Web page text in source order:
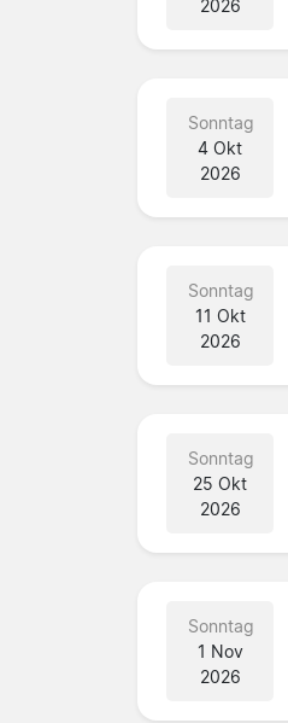
2026
Sonntag
4 Okt
2026
Sonntag
11 Okt
2026
Sonntag
25 Okt
2026
Sonntag
1 Nov
2026